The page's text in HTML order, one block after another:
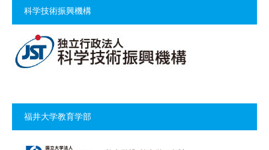
科学技術振興機構
福井大学教育学部